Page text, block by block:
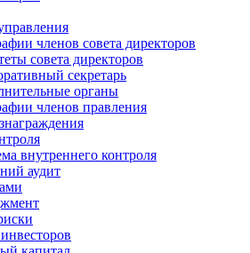
членов совета директоров
совета директоров
секретарь
органы
членов правления
внутреннего контроля
аудит